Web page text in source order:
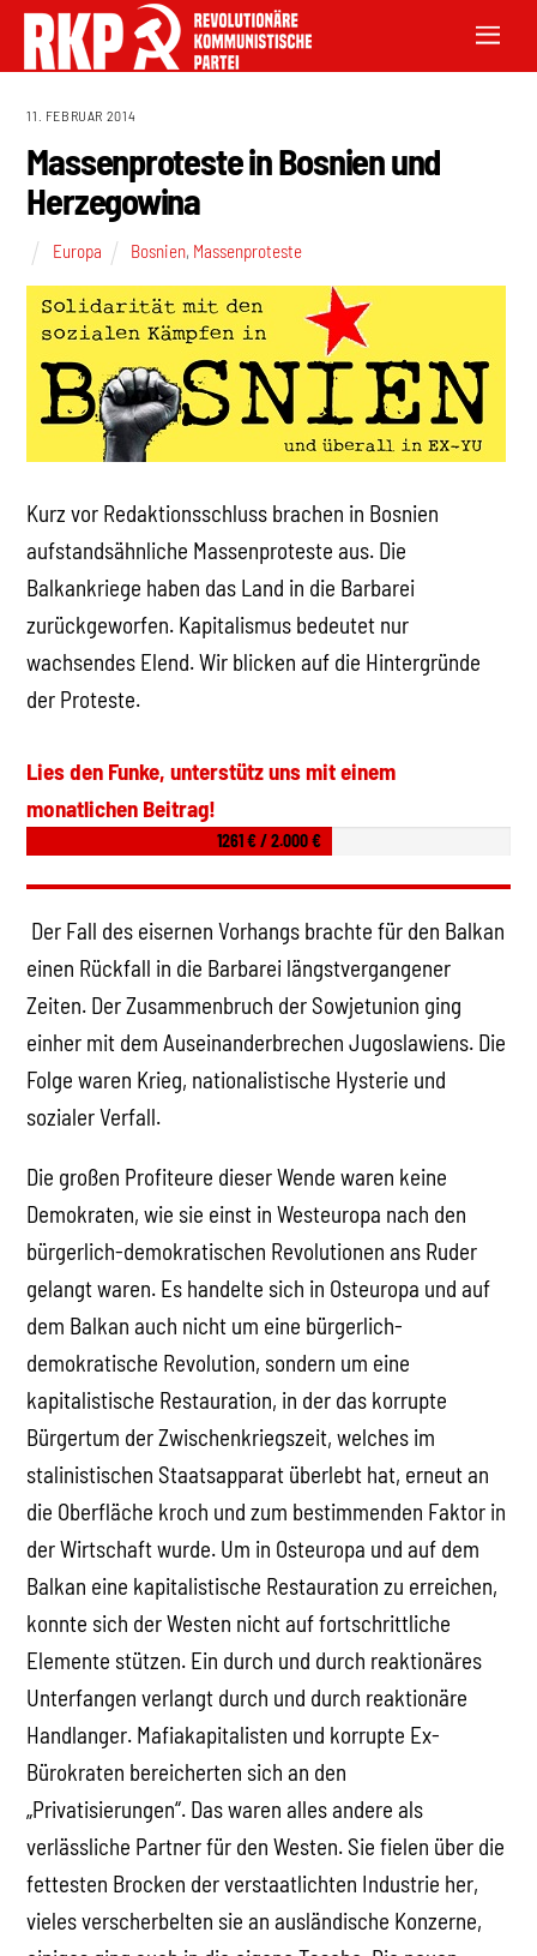
11. FEBRUAR 2014
Massenproteste in Bosnien und
Herzegowina
Europa Bosnien, Massenproteste
Kurz vor Redaktionsschluss brachen in Bosnien
aufstandsähnliche Massenproteste aus. Die
Balkankriege haben das Land in die Barbarei
zurückgeworfen. Kapitalismus bedeutet nur
wachsendes Elend. Wir blicken auf die Hintergründe
der Proteste.
Lies den Funke, unterstütz uns mit einem
monatlichen Beitrag!
1261 € / 2.000 €
Der Fall des eisernen Vorhangs brachte für den Balkan
einen Rückfall in die Barbarei längstvergangener
Zeiten. Der Zusammenbruch der Sowjetunion ging
einher mit dem Auseinanderbrechen Jugoslawiens. Die
Folge waren Krieg, nationalistische Hysterie und
sozialer Verfall.
Die großen Profiteure dieser Wende waren keine
Demokraten, wie sie einst in Westeuropa nach den
bürgerlich-demokratischen Revolutionen ans Ruder
gelangt waren. Es handelte sich in Osteuropa und auf
dem Balkan auch nicht um eine bürgerlich-
demokratische Revolution, sondern um eine
kapitalistische Restauration, in der das korrupte
Bürgertum der Zwischenkriegszeit, welches im
stalinistischen Staatsapparat überlebt hat, erneut an
die Oberfläche kroch und zum bestimmenden Faktor in
der Wirtschaft wurde. Um in Osteuropa und auf dem
Balkan eine kapitalistische Restauration zu erreichen,
konnte sich der Westen nicht auf fortschrittliche
Elemente stützen. Ein durch und durch reaktionäres
Unterfangen verlangt durch und durch reaktionäre
Handlanger. Mafiakapitalisten und korrupte Ex-
Bürokraten bereicherten sich an den
„Privatisierungen“. Das waren alles andere als
verlässliche Partner für den Westen. Sie fielen über die
fettesten Brocken der verstaatlichten Industrie her,
vieles verscherbelten sie an ausländische Konzerne,